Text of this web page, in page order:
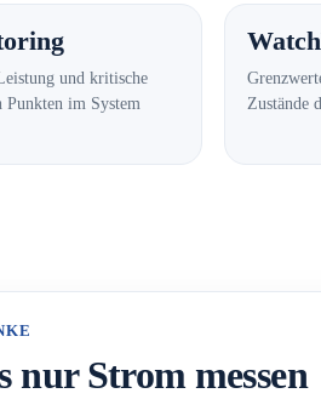
und kritische
Punkten im System
Zustände
nur Strom messen